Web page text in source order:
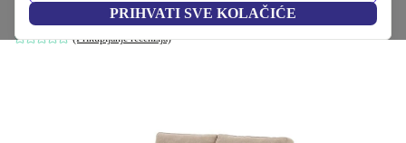
PRIHVATI SVE KOLAČIĆE
Smeđa
(Prikupljanje recenzija)